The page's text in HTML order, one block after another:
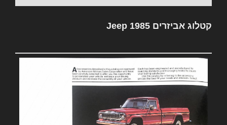
קטלוג אביזרים Jeep 1985